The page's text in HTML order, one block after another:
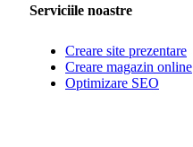
Serviciile noastre
Creare site prezentare
Creare magazin online
Optimizare SEO